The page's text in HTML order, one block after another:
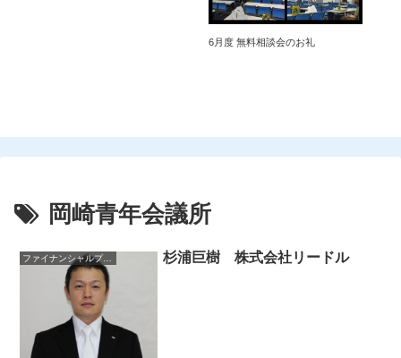
6月度 無料相談会のお礼
岡崎青年会議所
ファイナンシャルプランナー 杉浦巨樹 株式会社リードル